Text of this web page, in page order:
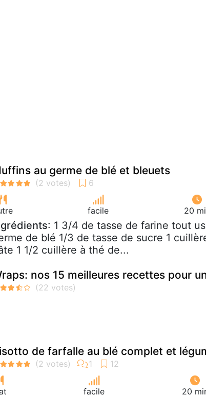
au germe de blé et bleuets
facile 20
: 1 3/4 de tasse de farine tout
de blé 1/3 de tasse de sucre 1
1 1/2 cuillère à thé de...
nos 15 meilleures recettes pour
de farfalle au blé complet et
facile 20